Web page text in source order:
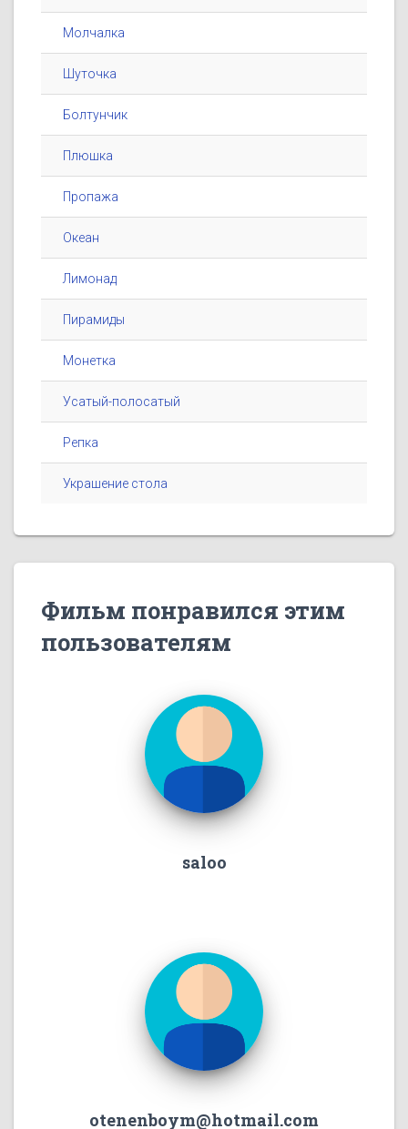
Молчалка
Шуточка
Болтунчик
Плюшка
Пропажа
Океан
Лимонад
Пирамиды
Монетка
Усатый-полосатый
Репка
Украшение стола
Фильм понравился этим
пользователям
saloo
otenenboym@hotmail.com